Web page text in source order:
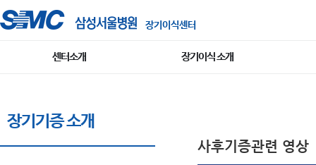
장기이식센터
센터소개 장기이식 소개
장기기증 소개
사후기증관련 영상